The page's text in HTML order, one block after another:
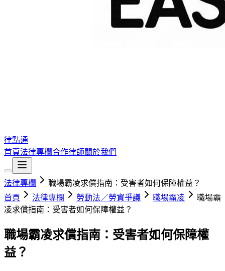
律點通
首頁法律專欄合作律師關於我們
法律專欄
職場霸凌求償指南：受害者如何保障權益？
首頁
法律專欄 勞動法／勞資爭議 職場霸凌
職場霸
凌求償指南：受害者如何保障權益？
職場霸凌求償指南：受害者如何保障權
益？